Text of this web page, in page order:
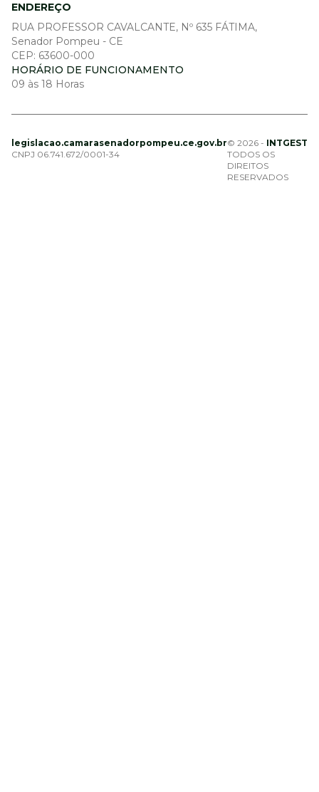
ENDEREÇO
RUA PROFESSOR CAVALCANTE, Nº 635 FÁTIMA,
Senador Pompeu - CE
CEP: 63600-000
HORÁRIO DE FUNCIONAMENTO
09 às 18 Horas
legislacao.camarasenadorpompeu.ce.gov.br
CNPJ 06.741.672/0001-34
© 2026 - INTGEST
TODOS OS
DIREITOS
RESERVADOS